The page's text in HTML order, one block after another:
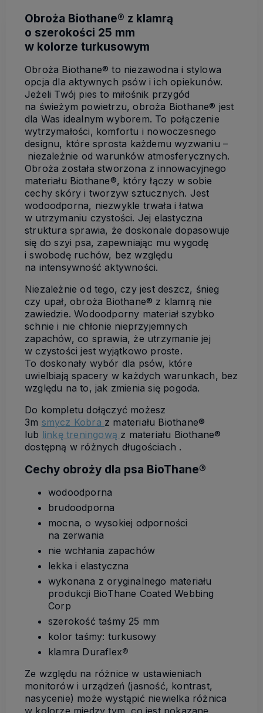
Obroża Biothane® z klamrą
o szerokości 25 mm
w kolorze turkusowym
Obroża Biothane® to niezawodna i stylowa
opcja dla aktywnych psów i ich opiekunów.
Jeżeli Twój pies to miłośnik przygód
na świeżym powietrzu, obroża Biothane® jest
dla Was idealnym wyborem. To połączenie
wytrzymałości, komfortu i nowoczesnego
designu, które sprosta każdemu wyzwaniu –
niezależnie od warunków atmosferycznych.
Obroża została stworzona z innowacyjnego
materiału Biothane®, który łączy w sobie
cechy skóry i tworzyw sztucznych. Jest
wodoodporna, niezwykle trwała i łatwa
w utrzymaniu czystości. Jej elastyczna
struktura sprawia, że doskonale dopasowuje
się do szyi psa, zapewniając mu wygodę
i swobodę ruchów, bez względu
na intensywność aktywności.
Niezależnie od tego, czy jest deszcz, śnieg
czy upał, obroża Biothane® z klamrą nie
zawiedzie. Wodoodporny materiał szybko
schnie i nie chłonie nieprzyjemnych
zapachów, co sprawia, że utrzymanie jej
w czystości jest wyjątkowo proste.
To doskonały wybór dla psów, które
uwielbiają spacery w każdych warunkach, bez
względu na to, jak zmienia się pogoda.
Do kompletu dołączyć możesz
3m smycz Kobra z materiału Biothane®
lub linkę treningową z materiału Biothane®
dostępną w różnych długościach .
Cechy obroży dla psa BioThane®
wodoodporna
brudoodporna
mocna, o wysokiej odporności
na zerwania
nie wchłania zapachów
lekka i elastyczna
wykonana z oryginalnego materiału
produkcji BioThane Coated Webbing
Corp
szerokość taśmy 25 mm
kolor taśmy: turkusowy
klamra Duraflex®
Ze względu na różnice w ustawieniach
monitorów i urządzeń (jasność, kontrast,
nasycenie) może wystąpić niewielka różnica
w kolorze między tym, co jest pokazane